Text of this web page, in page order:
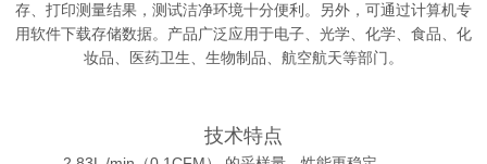
存、打印测量结果，测试洁净环境十分便利。另外，可通过计算机专
用软件下载存储数据。产品广泛应用于电子、光学、化学、食品、化
妆品、医药卫生、生物制品、航空航天等部门。
技术特点